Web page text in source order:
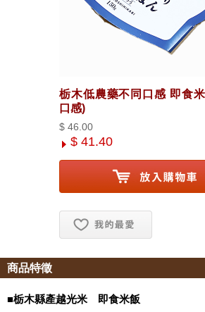
栃木低農藥不同口感 即食
口感)
$ 46.00
$ 41.40
商品特徵
■栃木縣產越光米 即食米飯